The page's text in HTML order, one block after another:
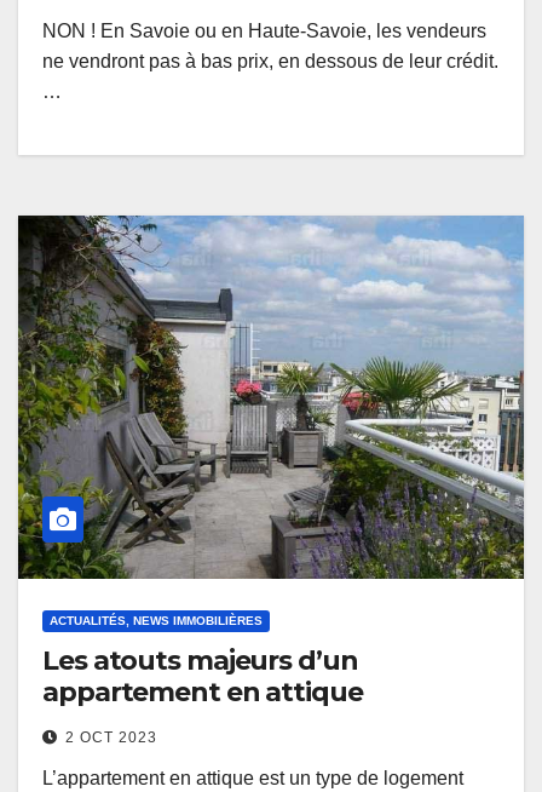
NON ! En Savoie ou en Haute-Savoie, les vendeurs
ne vendront pas à bas prix, en dessous de leur crédit.
…
ACTUALITÉS, NEWS IMMOBILIÈRES
Les atouts majeurs d’un
appartement en attique
2 OCT 2023
L’appartement en attique est un type de logement